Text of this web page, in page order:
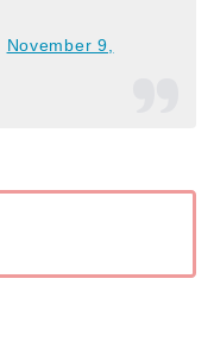
November 9,